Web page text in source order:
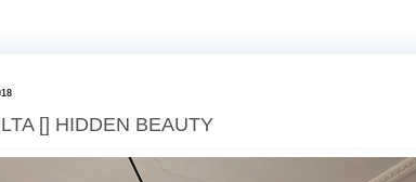
[] HIDDEN BEAUTY